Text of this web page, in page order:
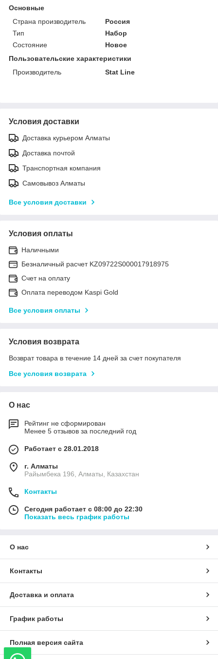
Основные
Страна производитель
Россия
Тип
Набор
Состояние
Новое
Пользовательские характеристики
Производитель
Stat Line
Условия доставки
Доставка курьером Алматы
Доставка почтой
Транспортная компания
Самовывоз Алматы
Все условия доставки
Условия оплаты
Наличными
Безналичный расчет KZ09722S000017918975
Счет на оплату
Оплата переводом Kaspi Gold
Все условия оплаты
Условия возврата
Возврат товара в течение 14 дней за счет покупателя
Все условия возврата
О нас
Рейтинг не сформирован
Менее 5 отзывов за последний год
Работает с 28.01.2018
г. Алматы
Райымбека 196, Алматы, Казахстан
Контакты
Сегодня работает с 08:00 до 22:30
Показать весь график работы
О нас
Контакты
Доставка и оплата
График работы
Полная версия сайта